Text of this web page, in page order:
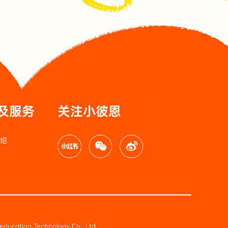
服务 关注小彼恩
Technology Co., Ltd.